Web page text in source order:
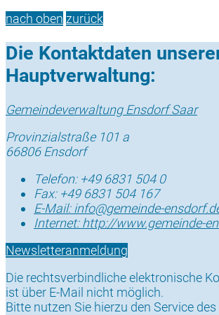
nach oben zurück
Die Kontaktdaten
Hauptverwaltung:
Gemeindeverwaltung Ensdorf Saar
Provinzialstraße 101 a
66806 Ensdorf
Telefon: +49 6831 504 0
Fax: +49 6831 504 167
E-Mail:info@gemeinde-
Internet:http://www.gemeinde-
Newsletteranmeldung
Die rechtsverbindliche elektronische
ist über E-Mail nicht möglich.
Bitte nutzen Sie hierzu den Service